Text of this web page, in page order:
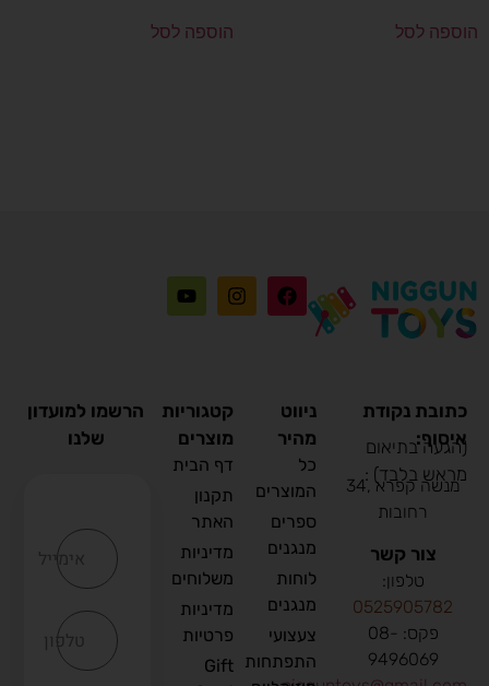
לסל הוספה לסל
נקודת
בתיאום
בלבד) :
מנשה קפרא ,34
רחובות
צור קשר
טלפון:
0525905782
פקס: 08-
9496069
ניווט
מהיר
המוצרים
ספרים
מנגנים
לוחות
מנגנים
צעצועי
התפתחות
קטגוריות
מוצרים
דף הבית
תקנון
האתר
מדיניות
משלוחים
מדיניות
פרטיות
Gift
הרשמו למועדון
שלנו
אימייל
טלפון